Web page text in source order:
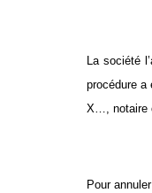
La société
procédure a
X…, notaire
Pour